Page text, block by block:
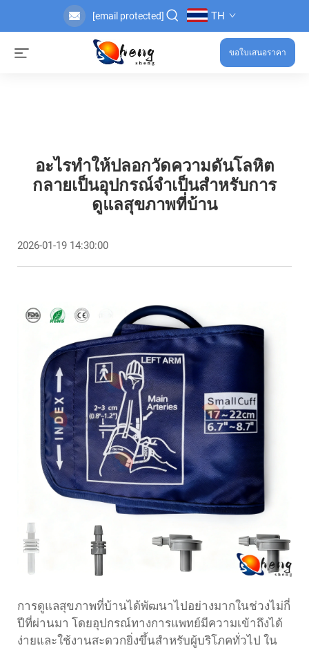
[email protected] TH
ขอใบเสนอราคา
อะไรทำให้ปลอกวัดความดันโลหิต
กลายเป็นอุปกรณ์จำเป็นสำหรับการ
ดูแลสุขภาพที่บ้าน
2026-01-19 14:30:00
การดูแลสุขภาพที่บ้านได้พัฒนาไปอย่างมากในช่วงไม่กี่
ปีที่ผ่านมา โดยอุปกรณ์ทางการแพทย์มีความเข้าถึงได้
ง่ายและใช้งานสะดวกยิ่งขึ้นสำหรับผู้บริโภคทั่วไป ใน